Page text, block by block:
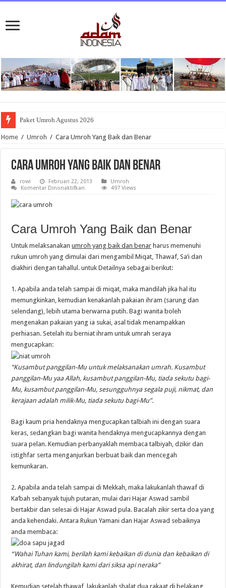
Paket Umroh Agustus 2026
Home / Umroh / Cara Umroh Yang Baik dan Benar
Cara Umroh Yang Baik dan Benar
rowi Februari 22, 2013
Umroh
Komentar Dinonaktifkan
Benar
497 Views
Cara Umroh Yang Baik dan Benar
Untuk melaksanakanumroh yang baik dan benar harus memenuhi
rukun umroh yang dimulai dari mengambil Miqat, Thawaf, Sa’i dan
diakhiri dengan tahallul. untuk Detailnya sebagai berikut:
1. Apabila anda telah sampai di miqat, maka mandilah jika hal itu
memungkinkan, kemudian kenakanlah pakaian ihram (sarung dan
selendang), lebih utama berwarna putih. Bagi wanita boleh
mengenakan pakaian yang ia sukai, asal tidak menampakkan
perhiasan. Setelah itu berniat ihram untuk umrah seraya
mengucapkan:
“Kusambut panggilan-Mu untuk melaksanakan umrah. Kusambut
panggilan-Mu yaa Allah, kusambut panggilan-Mu, tiada sekutu bagi-
Mu, kusambut panggilan-Mu, sesungguhnya segala puji, nikmat, dan
kerajaan adalah milik-Mu, tiada sekutu bagi-Mu”.
Bagi kaum pria hendaknya mengucapkan talbiah ini dengan suara
keras, sedangkan bagi wanita hendaknya mengucapkannya dengan
suara pelan. Kemudian perbanyaklah membaca talbiyah, dzikir dan
istighfar serta menganjurkan berbuat baik dan mencegah
kemunkaran.
2. Apabila anda telah sampai di Mekkah, maka lakukanlah thawaf di
Ka’bah sebanyak tujuh putaran, mulai dari Hajar Aswad sambil
bertakbir dan selesai di Hajar Aswad pula. Bacalah zikir serta doa yang
anda kehendaki. Antara Rukun Yamani dan Hajar Aswad sebaiknya
anda membaca:
“Wahai Tuhan kami, berilah kami kebaikan di dunia dan kebaikan di
akhirat, dan lindungilah kami dari siksa api neraka”
Kemudian setelah thawaf, lakukanlah shalat dua rakaat di belakang